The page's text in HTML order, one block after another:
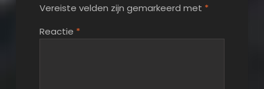
Vereiste velden zijn gemarkeerd met *
Reactie *